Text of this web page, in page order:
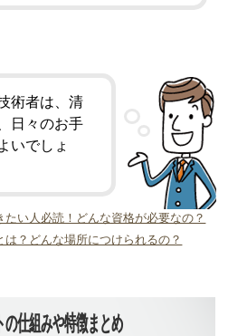
術者は、清
日々のお手
いでしょ
い人必読！どんな資格が必要なの？
は？どんな場所につけられるの？
仕組みや特徴まとめ